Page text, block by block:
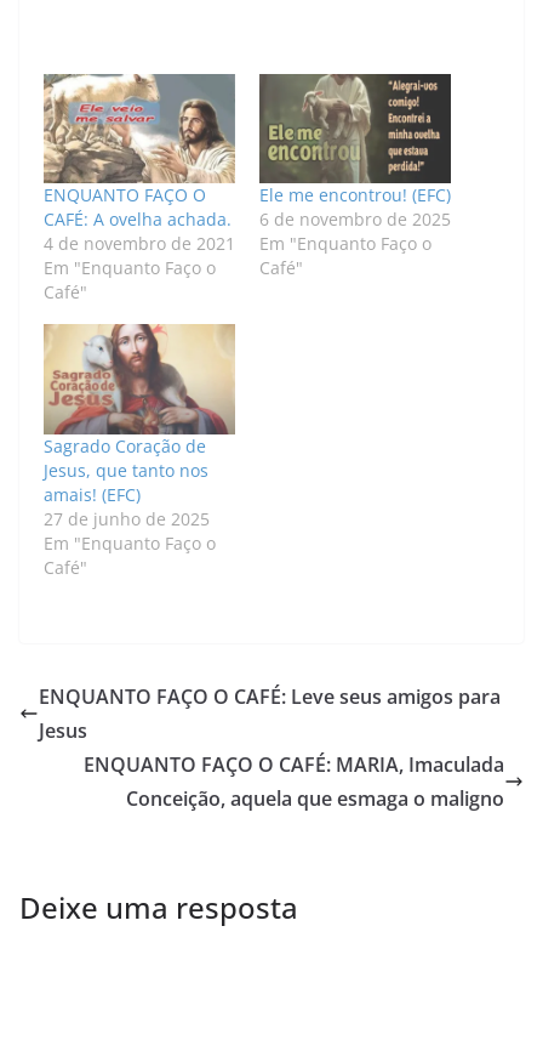
ENQUANTO FAÇO O
CAFÉ: A ovelha achada.
4 de novembro de 2021
Em "Enquanto Faço o
Café"
Ele me encontrou! (EFC)
6 de novembro de 2025
Em "Enquanto Faço o
Café"
Sagrado Coração de
Jesus, que tanto nos
amais! (EFC)
27 de junho de 2025
Em "Enquanto Faço o
Café"
ENQUANTO FAÇO O CAFÉ: Leve seus amigos para
Jesus
ENQUANTO FAÇO O CAFÉ: MARIA, Imaculada
Conceição, aquela que esmaga o maligno
Deixe uma resposta